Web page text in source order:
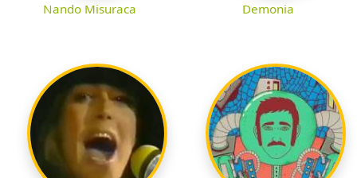
Nando Misuraca Demonia